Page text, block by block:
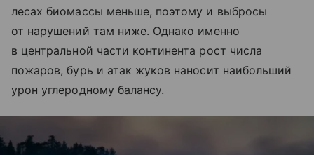
лесах биомассы меньше, поэтому и выбросы
от нарушений там ниже. Однако именно
в центральной части континента рост числа
пожаров, бурь и атак жуков наносит наибольший
урон углеродному балансу.